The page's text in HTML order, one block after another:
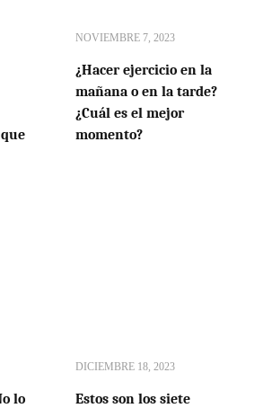
NOVIEMBRE 7, 2023
¿Hacer ejercicio en la
mañana o en la tarde?
¿Cuál es el mejor
momento?
lo
DICIEMBRE 18, 2023
Estos son los siete